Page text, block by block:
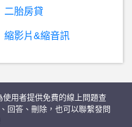
？ 內射後如何清理？
希
洽- 女人有比拯救人類還重要嗎 女人有比拯救人類還重要嗎
二胎房貸
縮影片&縮音訊
用者提供免費的線上問題查
回答、刪除，也可以聯繫發問